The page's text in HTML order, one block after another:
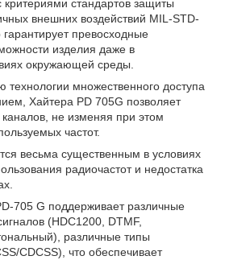
критериями стандартов защиты
внешних воздействий MIL-STD-
превосходные
изделия даже в
окружающей среды.
множественного доступа
Хайтера PD 705G позволяет
каналов, не изменяя при этом
частот.
весьма существенным в условиях
радиочастот и недостатка
705 G поддерживает различные
(HDC1200, DTMF,
различные типы
CDCSS), что обеспечивает